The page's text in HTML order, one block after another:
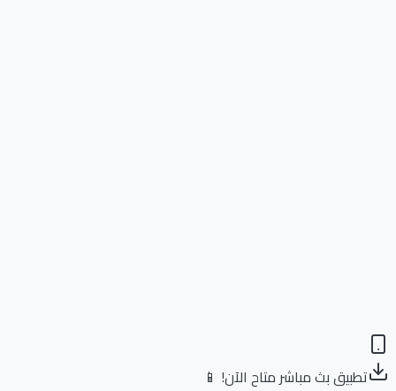
تطبيق بث مباشر متاح الآن! 📱